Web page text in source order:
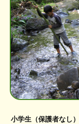
小学生（保護者なし）